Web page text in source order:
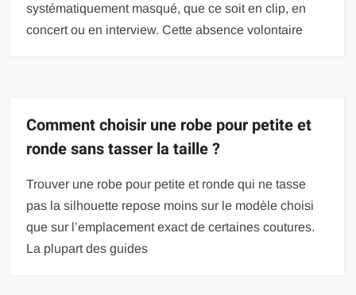
systématiquement masqué, que ce soit en clip, en
concert ou en interview. Cette absence volontaire
Comment choisir une robe pour petite et
ronde sans tasser la taille ?
Trouver une robe pour petite et ronde qui ne tasse
pas la silhouette repose moins sur le modèle choisi
que sur l’emplacement exact de certaines coutures.
La plupart des guides